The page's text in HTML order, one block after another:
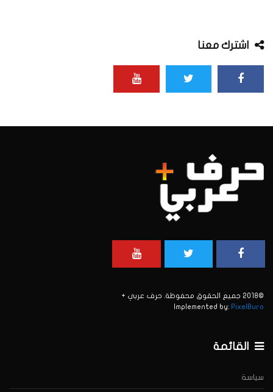
اشترك معنا
©2018 جميع الحقوق محفوظة. حرف عربي +
Implemented by: PixelBuro
القائمة
سياسة